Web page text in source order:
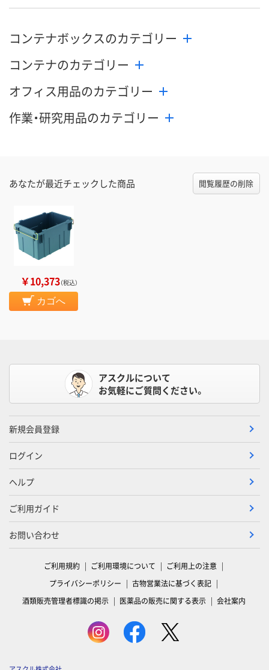
コンテナボックスのカテゴリー
コンテナのカテゴリー
オフィス用品のカテゴリー
作業・研究用品のカテゴリー
あなたが最近チェックした商品 閲覧履歴の削除
￥10,373（税込）
カゴへ
アスクルについて
お気軽にご質問ください。
新規会員登録
ログイン
ヘルプ
ご利用ガイド
お問い合わせ
ご利用規約 ご利用環境について
ご利用上の注意
プライバシーポリシー
古物営業法に基づく表記
酒類販売管理者標識の掲示
医薬品の販売に関する表示 会社案内